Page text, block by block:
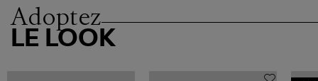
Adoptez
LE LOOK